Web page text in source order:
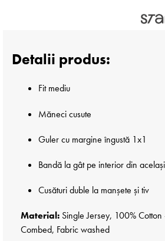
Detalii produs:
Fit mediu
Măneci cusute
Guler cu margine îngustă 1x1
Bandă la gât pe interior din
Cusături duble la manșete și tiv
Material: Single Jersey, 100%
Combed, Fabric washed